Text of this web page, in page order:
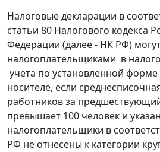
Налоговые декларации в
статьи 80 Налогового кодекса
Федерации (далее - НК РФ)
налогоплательщиками в
учета по установленной
носителе, если
работников за
превышает 100 человек и
налогоплательщики в
РФ не отнесены к категории